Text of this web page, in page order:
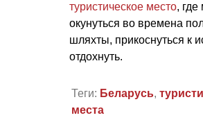
туристическое место,
окунуться во времена
шляхты, прикоснуться к
отдохнуть.
Теги: Беларусь,
места